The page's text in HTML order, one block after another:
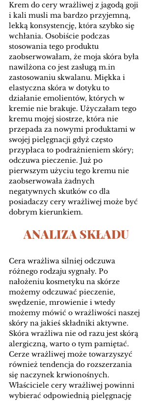
Krem do cery wrażliwej z jagodą goji
i kali musli ma bardzo przyjemną,
lekką konsystencję, która szybko się
wchłania. Osobiście podczas
stosowania tego produktu
zaobserwowałam, że moja skóra była
nawilżona co jest zasługą m.in
zastosowaniu skwalanu. Miękka i
elastyczna skóra w dotyku to
działanie emolientów, których w
kremie nie brakuje. Użyczałam tego
kremu mojej siostrze, która nie
przepada za nowymi produktami w
swojej pielęgnacji gdyż często
przypłaca to podrażnieniem skóry;
odczuwa pieczenie. Już po
pierwszym użyciu tego kremu nie
zaobserwowała żadnych
negatywnych skutków co dla
posiadaczy cery wrażliwej może być
dobrym kierunkiem.
ANALIZA SKŁADU
Cera wrażliwa silniej odczuwa
różnego rodzaju sygnały. Po
nałożeniu kosmetyku na skórze
możemy odczuwać pieczenie,
swędzenie, mrowienie i wtedy
możemy mówić o wrażliwości naszej
skóry na jakieś składniki aktywne.
Skóra wrażliwa nie od razu jest skórą
alergiczną, warto o tym pamiętać.
Cerze wrażliwej może towarzyszyć
również tendencja do rozszerzania
się naczynek krwionośnych.
Właściciele cery wrażliwej powinni
wybierać odpowiednią pielęgnację